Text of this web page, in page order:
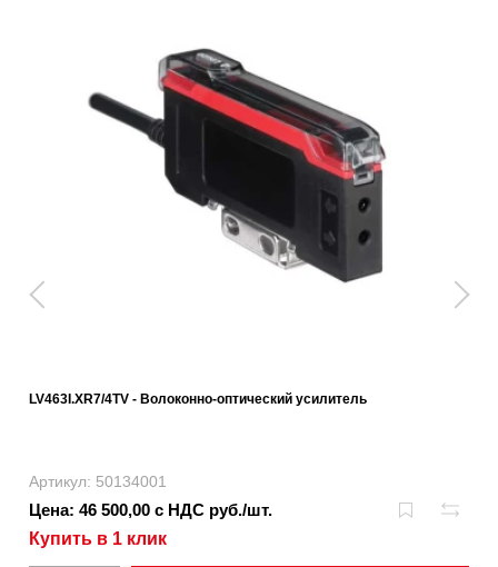
LV463I.XR7/4TV - Волоконно-оптический усилитель
Артикул: 50134001
Цена: 46 500,00 с НДС руб./шт.
Купить в 1 клик